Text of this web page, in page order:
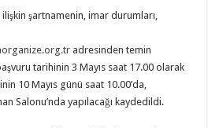
şartnamenin, imar durumları,
adresinden temin
tarihinin 3 Mayıs saat 17.00 olarak
10 Mayıs günü saat 10.00’da,
Salonu’nda yapılacağı kaydedildi.